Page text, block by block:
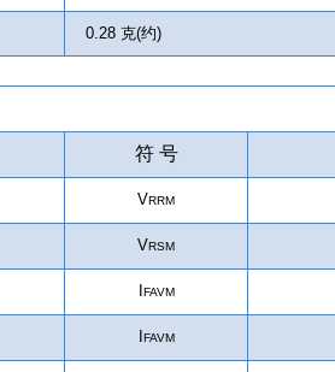
0.28 克(约)
符 号
VRRM
VRSM
FAVM
FAVM